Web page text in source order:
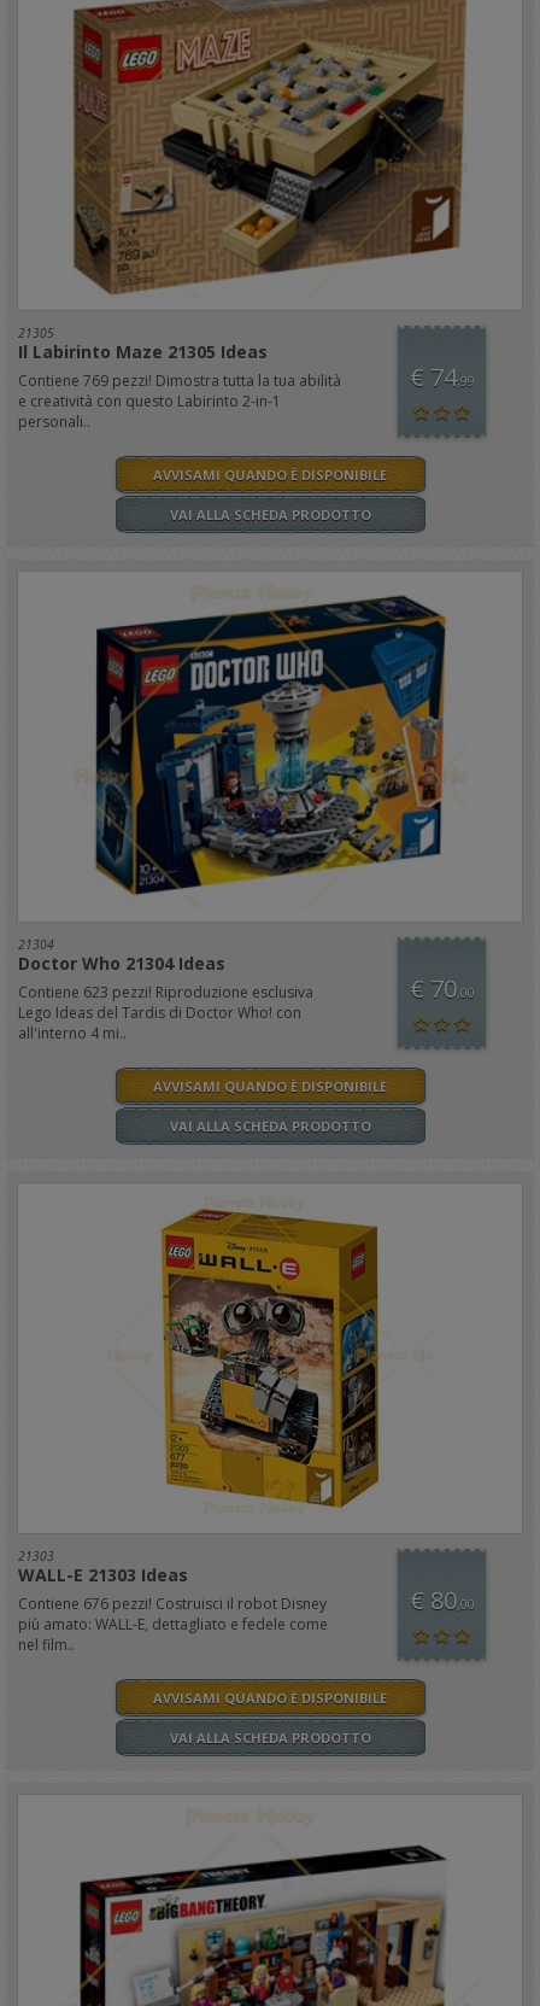
21305
Il Labirinto Maze 21305 Ideas
Contiene 769 pezzi! Dimostra tutta la tua abilità
e creatività con questo Labirinto 2-in-1
personali..
€ 74,99
AVVISAMI QUANDO È DISPONIBILE
VAI ALLA SCHEDA PRODOTTO
21304
Doctor Who 21304 Ideas
Contiene 623 pezzi! Riproduzione esclusiva
Lego Ideas del Tardis di Doctor Who! con
all'interno 4 mi..
€ 70,00
AVVISAMI QUANDO È DISPONIBILE
VAI ALLA SCHEDA PRODOTTO
21303
WALL-E 21303 Ideas
Contiene 676 pezzi! Costruisci il robot Disney
più amato: WALL-E, dettagliato e fedele come
nel film..
€ 80,00
AVVISAMI QUANDO È DISPONIBILE
VAI ALLA SCHEDA PRODOTTO